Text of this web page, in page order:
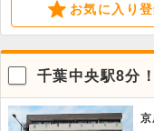
お気に入り
千葉中央駅8分